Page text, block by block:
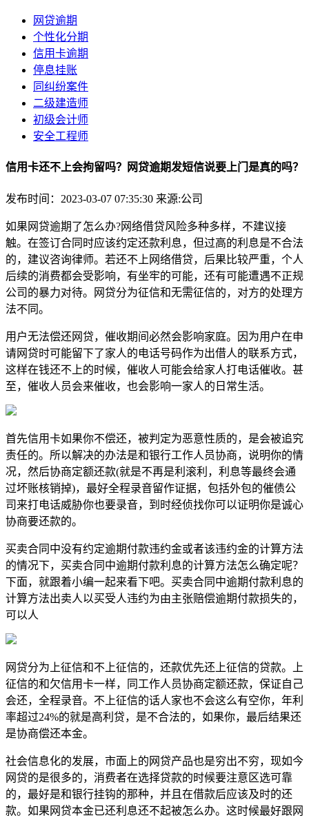
网贷逾期
个性化分期
信用卡逾期
停息挂账
同纠纷案件
二级建造师
初级会计师
安全工程师
信用卡还不上会拘留吗？网贷逾期发短信说要上门是真的吗？
发布时间：2023-03-07 07:35:30 来源:公司
如果网贷逾期了怎么办?网络借贷风险多种多样，不建议接
触。在签订合同时应该约定还款利息，但过高的利息是不合法
的，建议咨询律师。若还不上网络借贷，后果比较严重，个人
后续的消费都会受影响，有坐牢的可能，还有可能遭遇不正规
公司的暴力对待。网贷分为征信和无需征信的，对方的处理方
法不同。
用户无法偿还网贷，催收期间必然会影响家庭。因为用户在申
请网贷时可能留下了家人的电话号码作为出借人的联系方式，
这样在钱还不上的时候，催收人可能会给家人打电话催收。甚
至，催收人员会来催收，也会影响一家人的日常生活。
首先信用卡如果你不偿还，被判定为恶意性质的，是会被追究
责任的。所以解决的办法是和银行工作人员协商，说明你的情
况，然后协商定额还款(就是不再是利滚利，利息等最终会通
过坏账核销掉)，最好全程录音留作证据，包括外包的催债公
司来打电话威胁你也要录音，到时经侦找你可以证明你是诚心
协商要还款的。
买卖合同中没有约定逾期付款违约金或者该违约金的计算方法
的情况下，买卖合同中逾期付款利息的计算方法怎么确定呢？
下面，就跟着小编一起来看下吧。买卖合同中逾期付款利息的
计算方法出卖人以买受人违约为由主张赔偿逾期付款损失的，
可以人
网贷分为上征信和不上征信的，还款优先还上征信的贷款。上
征信的和欠信用卡一样，同工作人员协商定额还款，保证自己
会还，全程录音。不上征信的话人家也不会这么有空你，年利
率超过24%的就是高利贷，是不合法的，如果你，最后结果还
是协商偿还本金。
社会信息化的发展，市面上的网贷产品也是穷出不穷，现如今
网贷的是很多的，消费者在选择贷款的时候要注意区选可靠
的，最好是和银行挂钩的那种，并且在借款后应该及时的还
款。如果网贷本金已还利息还不起被怎么办。这时候最好跟网